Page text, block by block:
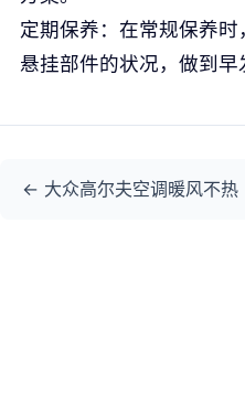
定期保养：在常规保养
悬挂部件的状况，做到早
大众高尔夫空调暖风不热